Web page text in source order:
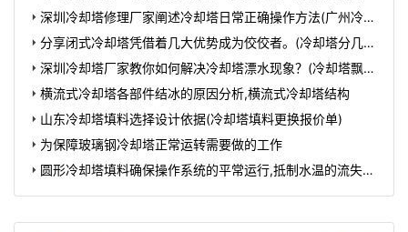
深圳冷却塔修理厂家阐述冷却塔日常正确操作方法(广州冷却
塔维修厂家报价)
分享闭式冷却塔凭借着几大优势成为佼佼者。(冷却塔分几大
类)深圳冷却塔厂家教你如何解决冷却塔漂水现象？(冷却塔飘水
如何解决)
横流式冷却塔各部件结冰的原因分析,横流式冷却塔结构
山东冷却塔填料选择设计依据(冷却塔填料更换报价单)
为保障玻璃钢冷却塔正常运转需要做的工作
圆形冷却塔填料确保操作系统的平常运行,抵制水温的流失散
热安置,圆形冷却塔图片